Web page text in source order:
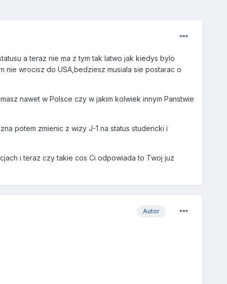
a teraz nie ma z tym tak latwo jak kiedys bylo
nie wrocisz do USA,bedziesz musiala sie postarac o
nawet w Polsce czy w jakim kolwiek innym Panstwie
potem zmienic z wizy J-1 na status studencki i
i teraz czy takie cos Ci odpowiada to Twoj juz
Autor